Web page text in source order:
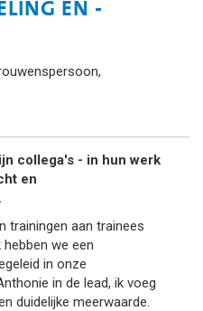
EN -
collega's - in hun werk
en
trainingen aan trainees
we een
in onze
in de lead, ik voeg
duidelijke meerwaarde.